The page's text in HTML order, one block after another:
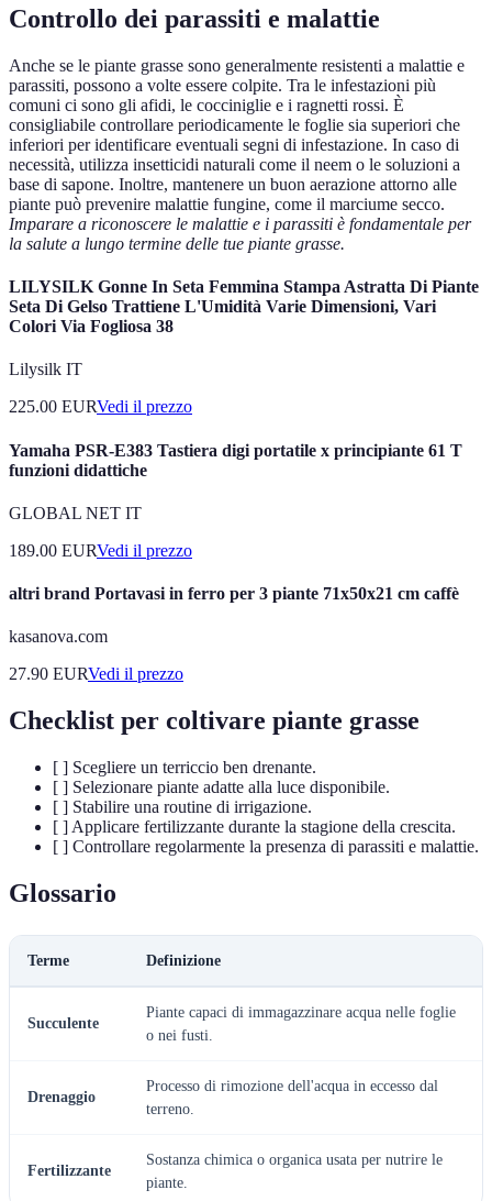
Controllo dei parassiti e malattie
Anche se le piante grasse sono generalmente resistenti a malattie e
parassiti, possono a volte essere colpite. Tra le infestazioni più
comuni ci sono gli afidi, le cocciniglie e i ragnetti rossi. È
consigliabile controllare periodicamente le foglie sia superiori che
inferiori per identificare eventuali segni di infestazione. In caso di
necessità, utilizza insetticidi naturali come il neem o le soluzioni a
base di sapone. Inoltre, mantenere un buon aerazione attorno alle
piante può prevenire malattie fungine, come il marciume secco.
Imparare a riconoscere le malattie e i parassiti è fondamentale per
la salute a lungo termine delle tue piante grasse.
LILYSILK Gonne In Seta Femmina Stampa Astratta Di Piante
Seta Di Gelso Trattiene L'Umidità Varie Dimensioni, Vari
Colori Via Fogliosa 38
Lilysilk IT
225.00 EURVedi il prezzo
Yamaha PSR-E383 Tastiera digi portatile x principiante 61 T
funzioni didattiche
GLOBAL NET IT
189.00 EURVedi il prezzo
altri brand Portavasi in ferro per 3 piante 71x50x21 cm caffè
kasanova.com
27.90 EURVedi il prezzo
Checklist per coltivare piante grasse
[ ] Scegliere un terriccio ben drenante.
[ ] Selezionare piante adatte alla luce disponibile.
[ ] Stabilire una routine di irrigazione.
[ ] Applicare fertilizzante durante la stagione della crescita.
[ ] Controllare regolarmente la presenza di parassiti e malattie.
Glossario
Terme Definizione
Succulente
Piante capaci di immagazzinare acqua nelle foglie
o nei fusti.
Drenaggio
Processo di rimozione dell'acqua in eccesso dal
terreno.
Fertilizzante
Sostanza chimica o organica usata per nutrire le
piante.